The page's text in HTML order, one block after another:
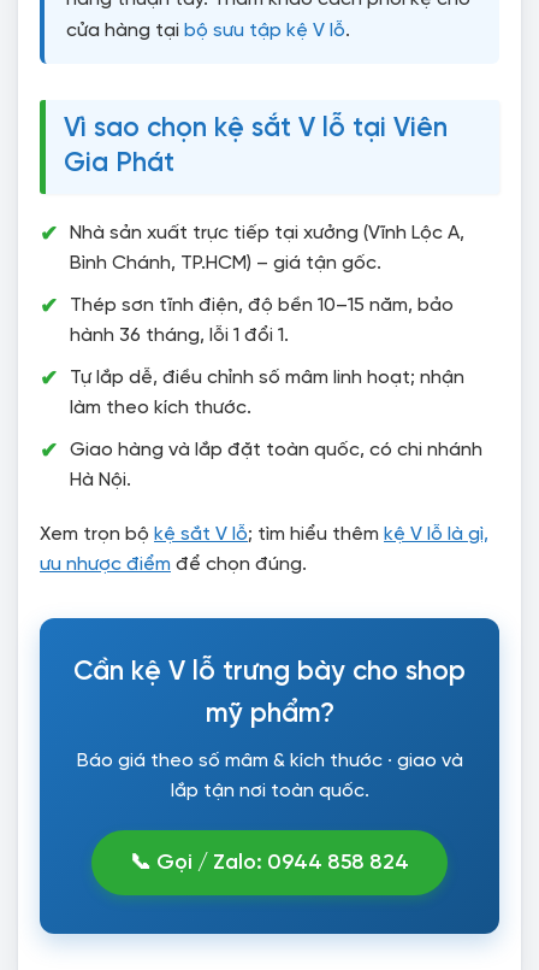
cửa hàng tại bộ sưu tập kệ V lỗ.
Vì sao chọn kệ sắt V lỗ tại Viên
Gia Phát
Nhà sản xuất trực tiếp tại xưởng (Vĩnh Lộc A,
Bình Chánh, TP.HCM) – giá tận gốc.
Thép sơn tĩnh điện, độ bền 10–15 năm, bảo
hành 36 tháng, lỗi 1 đổi 1.
Tự lắp dễ, điều chỉnh số mâm linh hoạt; nhận
làm theo kích thước.
Giao hàng và lắp đặt toàn quốc, có chi nhánh
Hà Nội.
Xem trọn bộ kệ sắt V lỗ; tìm hiểu thêm kệ V lỗ là gì,
ưu nhược điểm để chọn đúng.
Cần kệ V lỗ trưng bày cho shop
mỹ phẩm?
Báo giá theo số mâm & kích thước · giao và
lắp tận nơi toàn quốc.
📞 Gọi / Zalo: 0944 858 824